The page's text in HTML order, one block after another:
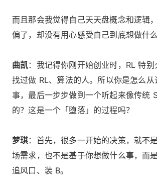
而且那会我觉得自己天天盘概念和逻辑
偏了，却没有用心感受自己到底想做什么
曲凯：我记得你刚开始创业时，RL 特
找过做 RL、算法的人。所以你是怎么
事，最后一步步做到一个听起来像传统
的？这是一个「堕落」的过程吗？
梦琪：首先，很多一开始的决策，就不
场需求，也不是基于你想做什么事，而
追风口、装 B。